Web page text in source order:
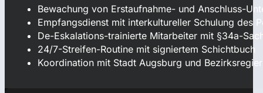
Bewachung von Erstaufnahme- und Anschluss-
Empfangsdienst mit interkultureller Schulung des
De-Eskalations-trainierte Mitarbeiter mit §34a-
24/7-Streifen-Routine mit signiertem Schichtbuch
Koordination mit Stadt Augsburg und